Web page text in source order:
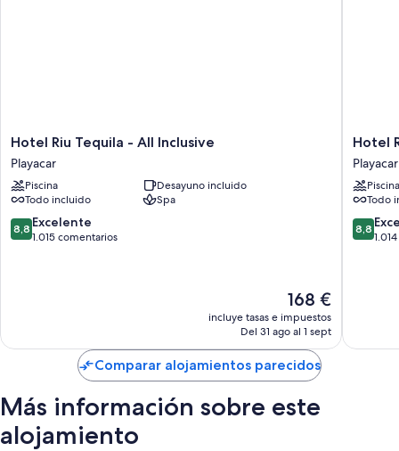
Hotel
Riu
Tequila
-
All
Inclusive
Playacar
Hotel Riu Tequila - All Inclusive
Playacar
Piscina
Desayuno incluido
Todo incluido
Spa
8.8
sobre
8,8 Excelente
1.015 comentarios
El
precio
actual
de
168 €
168 €
incluye tasas e impuestos
Del 31 ago al 1 sept
Hotel
Riu
Playacar
-
All
Inclusive
Playacar
Hotel
Playacar
Piscina
Todo
8.8
sobre
8,8
Comparar alojamientos parecidos
Más información sobre este
alojamiento